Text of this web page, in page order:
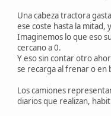
Una cabeza tractora
ese coste hasta la mitad,
Imaginemos lo que eso
cercano a 0.
Y eso sin contar otro
se recarga al frenar o en
Los camiones
diarios que realizan,